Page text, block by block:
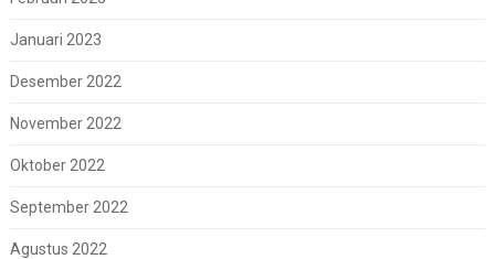
Januari 2023
Desember 2022
November 2022
Oktober 2022
September 2022
Agustus 2022